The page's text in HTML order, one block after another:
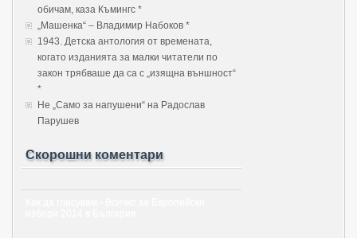
обичам, каза Къмингс *
„Машенка“ – Владимир Набоков *
1943. Детска антология от времената,
когато изданията за малки читатели по
закон трябваше да са с „изящна външност“
*
Не „Само за напушени“ на Радослав
Парушев
Скорошни коментари